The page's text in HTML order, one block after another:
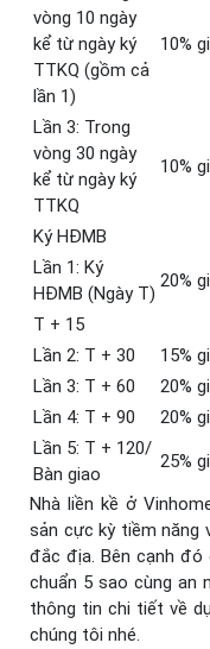
vòng 10 ngày
kể từ ngày ký
TTKQ (gồm cả
lần 1)
10%
Lần 3: Trong
vòng 30 ngày
kể từ ngày ký
TTKQ
10%
Ký HĐMB
Lần 1: Ký
HĐMB (Ngày T)
20%
T + 15
Lần 2: T + 30
15%
Lần 3: T + 60
20%
Lần 4: T + 90
20%
Lần 5: T + 120/
Bàn giao
25%
Nhà liền kề ở
sản cực kỳ tiềm năng
đắc địa. Bên cạnh
chuẩn 5 sao cùng an
thông tin chi tiết về
chúng tôi nhé.